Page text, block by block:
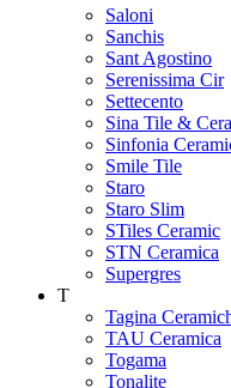
Saloni
Sanchis
Sant Agostino
Serenissima Cir
Settecento
Sina Tile &
Sinfonia
Smile Tile
Staro
Staro Slim
STiles Ceramic
STN Ceramica
Supergres
T
Tagina
TAU Ceramica
Togama
Tonalite